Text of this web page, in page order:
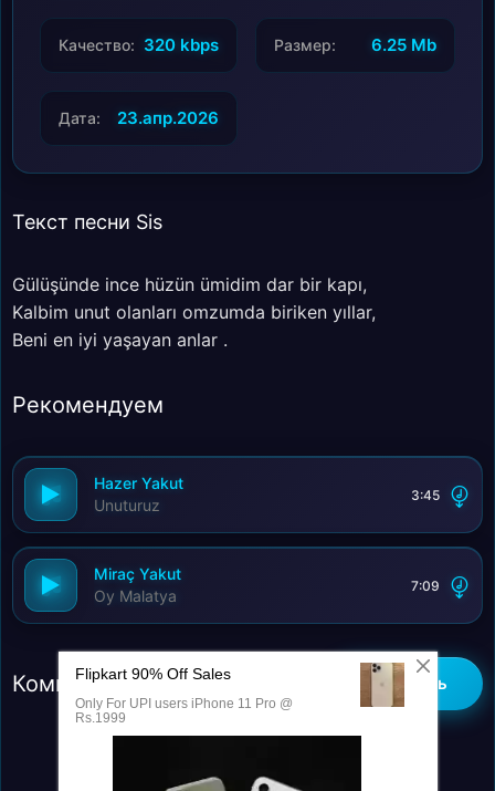
Качество: 320 kbps Размер: 6.25 Mb
Дата: 23.апр.2026
Текст песни Sis
Gülüşünde ince hüzün ümidim dar bir kapı,
Kalbim unut olanları omzumda biriken yıllar,
Beni en iyi yaşayan anlar .
Рекомендуем
Hazer Yakut
Unuturuz
3:45
Miraç Yakut
Oy Malatya
7:09
Комментарии (0) Добавить